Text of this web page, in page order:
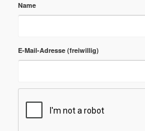
Name
E-Mail-Adresse